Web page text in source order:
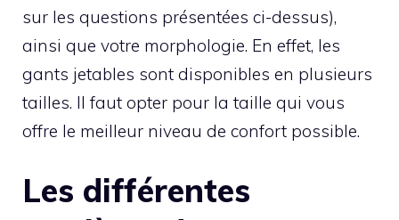
sur les questions présentées ci-dessus),
ainsi que votre morphologie. En effet, les
gants jetables sont disponibles en plusieurs
tailles. Il faut opter pour la taille qui vous
offre le meilleur niveau de confort possible.
Les différentes